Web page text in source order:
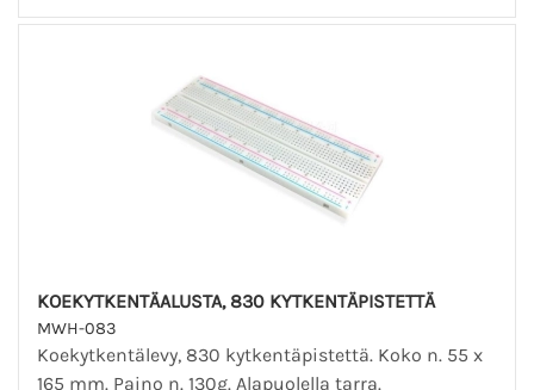
KOEKYTKENTÄALUSTA, 830 KYTKENTÄPISTETTÄ
MWH-083
Koekytkentälevy, 830 kytkentäpistettä. Koko n. 55 x
165 mm. Paino n. 130g. Alapuolella tarra.